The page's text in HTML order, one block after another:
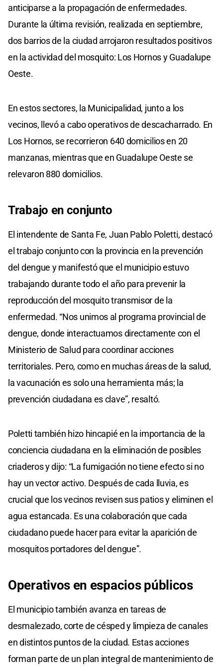
anticiparse a la propagación de enfermedades.
Durante la última revisión, realizada en septiembre,
dos barrios de la ciudad arrojaron resultados positivos
en la actividad del mosquito: Los Hornos y Guadalupe
Oeste.
En estos sectores, la Municipalidad, junto a los
vecinos, llevó a cabo operativos de descacharrado. En
Los Hornos, se recorrieron 640 domicilios en 20
manzanas, mientras que en Guadalupe Oeste se
relevaron 880 domicilios.
Trabajo en conjunto
El intendente de Santa Fe, Juan Pablo Poletti, destacó
el trabajo conjunto con la provincia en la prevención
del dengue y manifestó que el municipio estuvo
trabajando durante todo el año para prevenir la
reproducción del mosquito transmisor de la
enfermedad. “Nos unimos al programa provincial de
dengue, donde interactuamos directamente con el
Ministerio de Salud para coordinar acciones
territoriales. Pero, como en muchas áreas de la salud,
la vacunación es solo una herramienta más; la
prevención ciudadana es clave”, resaltó.
Poletti también hizo hincapié en la importancia de la
conciencia ciudadana en la eliminación de posibles
criaderos y dijo: “La fumigación no tiene efecto si no
hay un vector activo. Después de cada lluvia, es
crucial que los vecinos revisen sus patios y eliminen el
agua estancada. Es una colaboración que cada
ciudadano puede hacer para evitar la aparición de
mosquitos portadores del dengue”.
Operativos en espacios públicos
El municipio también avanza en tareas de
desmalezado, corte de césped y limpieza de canales
en distintos puntos de la ciudad. Estas acciones
forman parte de un plan integral de mantenimiento de